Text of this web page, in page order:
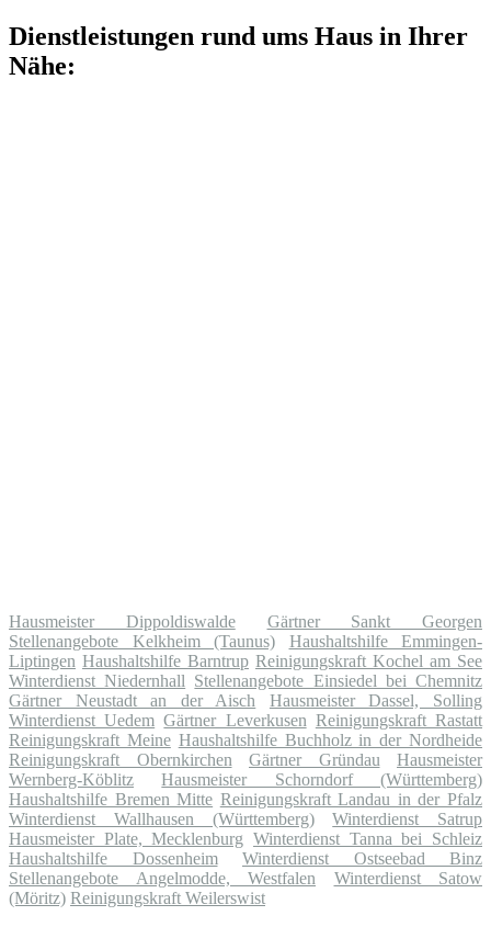
Dienstleistungen rund ums Haus in Ihrer
Nähe:
Hausmeister Dippoldiswalde
Gärtner Sankt Georgen
Stellenangebote Kelkheim (Taunus)
Haushaltshilfe Emmingen-
Liptingen Haushaltshilfe Barntrup Reinigungskraft Kochel am See
Winterdienst Niedernhall Stellenangebote Einsiedel bei Chemnitz
Gärtner Neustadt an der Aisch
Hausmeister Dassel, Solling
Winterdienst Uedem Gärtner Leverkusen Reinigungskraft Rastatt
Reinigungskraft Meine Haushaltshilfe Buchholz in der Nordheide
Reinigungskraft Obernkirchen
Gärtner Gründau
Hausmeister
Wernberg-Köblitz
Hausmeister Schorndorf (Württemberg)
Haushaltshilfe Bremen Mitte Reinigungskraft Landau in der Pfalz
Winterdienst Wallhausen (Württemberg)
Winterdienst Satrup
Hausmeister Plate, Mecklenburg Winterdienst Tanna bei Schleiz
Haushaltshilfe Dossenheim
Winterdienst Ostseebad Binz
Stellenangebote Angelmodde, Westfalen
Winterdienst Satow
(Möritz) Reinigungskraft Weilerswist